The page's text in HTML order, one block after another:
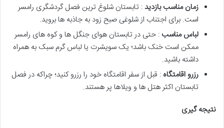
زمان مناسب بازدید: تابستان شلوغ ترین فصل گردشگری رامسر
است. برای اجتناب از شلوغی صبح زود به جاذبه ها بروید.
لباس مناسب : حتی در تابستان هوای جنگل ها و کوه های رامسر
ممکن است خنک باشد؛ یک سویشرت یا لباس گرم سبک به همراه
داشته باشید.
رزرو اقامتگاه : قبل از سفر اقامتگاه خود را رزرو کنید؛ چراکه در فصل
تابستان اکثر هتل ها و ویلاها پر هستند.
نتیجه گیری